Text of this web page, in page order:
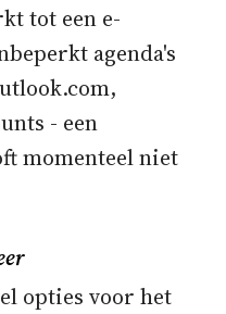
tot een e-
agenda's
- een
momenteel niet
opties voor het